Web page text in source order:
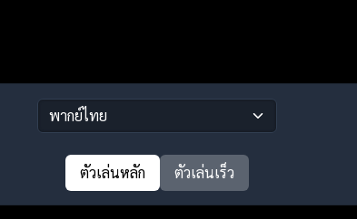
ตัวเล่นหลัก ตัวเล่นเร็ว